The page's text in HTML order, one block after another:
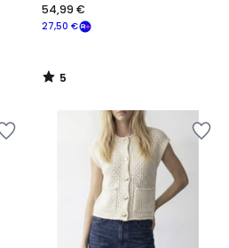
27,50 €
54,99 €
5
/